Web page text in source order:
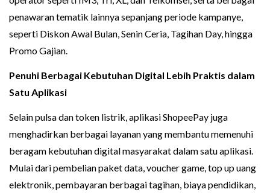
penawaran tematik lainnya sepanjang periode kampanye,
seperti Diskon Awal Bulan, Senin Ceria, Tagihan Day, hingga
Promo Gajian.
Penuhi Berbagai Kebutuhan Digital Lebih Praktis dalam
Satu Aplikasi
Selain pulsa dan token listrik, aplikasi ShopeePay juga
menghadirkan berbagai layanan yang membantu memenuhi
beragam kebutuhan digital masyarakat dalam satu aplikasi.
Mulai dari pembelian paket data, voucher game, top up uang
elektronik, pembayaran berbagai tagihan, biaya pendidikan,